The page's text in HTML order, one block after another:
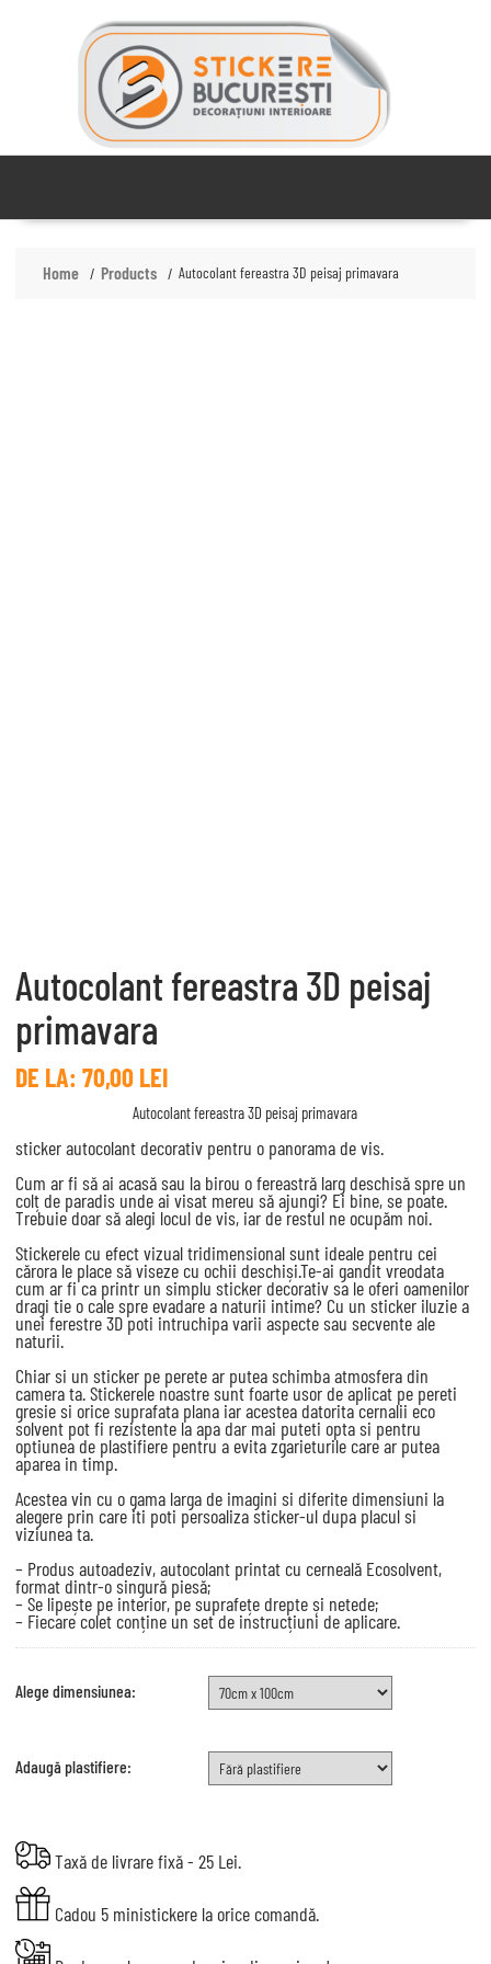
Home Products Autocolant fereastra 3D peisaj primavara
Autocolant fereastra 3D peisaj
primavara
DE LA: 70,00 LEI
Autocolant fereastra 3D peisaj primavara
sticker autocolant decorativ pentru o panorama de vis.
Cum ar fi să ai acasă sau la birou o fereastră larg deschisă spre un
colț de paradis unde ai visat mereu să ajungi? Ei bine, se poate.
Trebuie doar să alegi locul de vis, iar de restul ne ocupăm noi.
Stickerele cu efect vizual tridimensional sunt ideale pentru cei
cărora le place să viseze cu ochii deschiși.Te-ai gandit vreodata
cum ar fi ca printr un simplu sticker decorativ sa le oferi oamenilor
dragi tie o cale spre evadare a naturii intime? Cu un sticker iluzie a
unei ferestre 3D poti intruchipa varii aspecte sau secvente ale
naturii.
Chiar si un sticker pe perete ar putea schimba atmosfera din
camera ta. Stickerele noastre sunt foarte usor de aplicat pe pereti
gresie si orice suprafata plana iar acestea datorita cernalii eco
solvent pot fi rezistente la apa dar mai puteti opta si pentru
optiunea de plastifiere pentru a evita zgarieturile care ar putea
aparea in timp.
Acestea vin cu o gama larga de imagini si diferite dimensiuni la
alegere prin care iti poti persoaliza sticker-ul dupa placul si
viziunea ta.
– Produs autoadeziv, autocolant printat cu cerneală Ecosolvent,
format dintr-o singură piesă;
– Se lipește pe interior, pe suprafețe drepte și netede;
– Fiecare colet conține un set de instrucțiuni de aplicare.
Alege dimensiunea:
Adaugă plastifiere:
Taxă de livrare fixă - 25 Lei.
Cadou 5 ministickere la orice comandă.